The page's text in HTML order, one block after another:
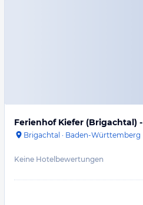
Ferienhof Kiefer (Brigachtal) -
Brigachtal · Baden-Württemberg
Keine Hotelbewertungen